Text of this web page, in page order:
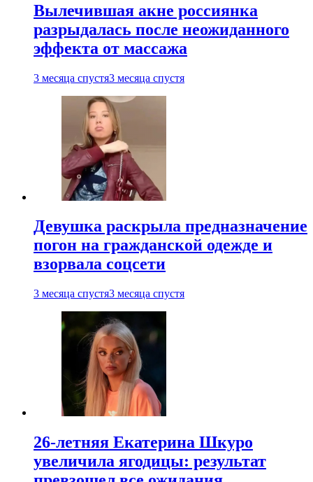
Вылечившая акне россиянка
разрыдалась после неожиданного
эффекта от массажа
3 месяца спустя3 месяца спустя
Девушка раскрыла предназначение
погон на гражданской одежде и
взорвала соцсети
3 месяца спустя3 месяца спустя
26-летняя Екатерина Шкуро
увеличила ягодицы: результат